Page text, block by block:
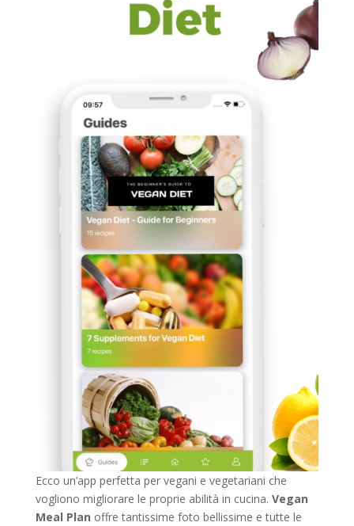
Ecco un’app perfetta per vegani e vegetariani che
vogliono migliorare le proprie abilità in cucina. Vegan
Meal Plan offre tantissime foto bellissime e tutte le